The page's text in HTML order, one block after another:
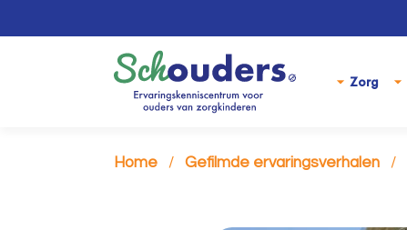
Zorg
Home Gefilmde ervaringsverhalen